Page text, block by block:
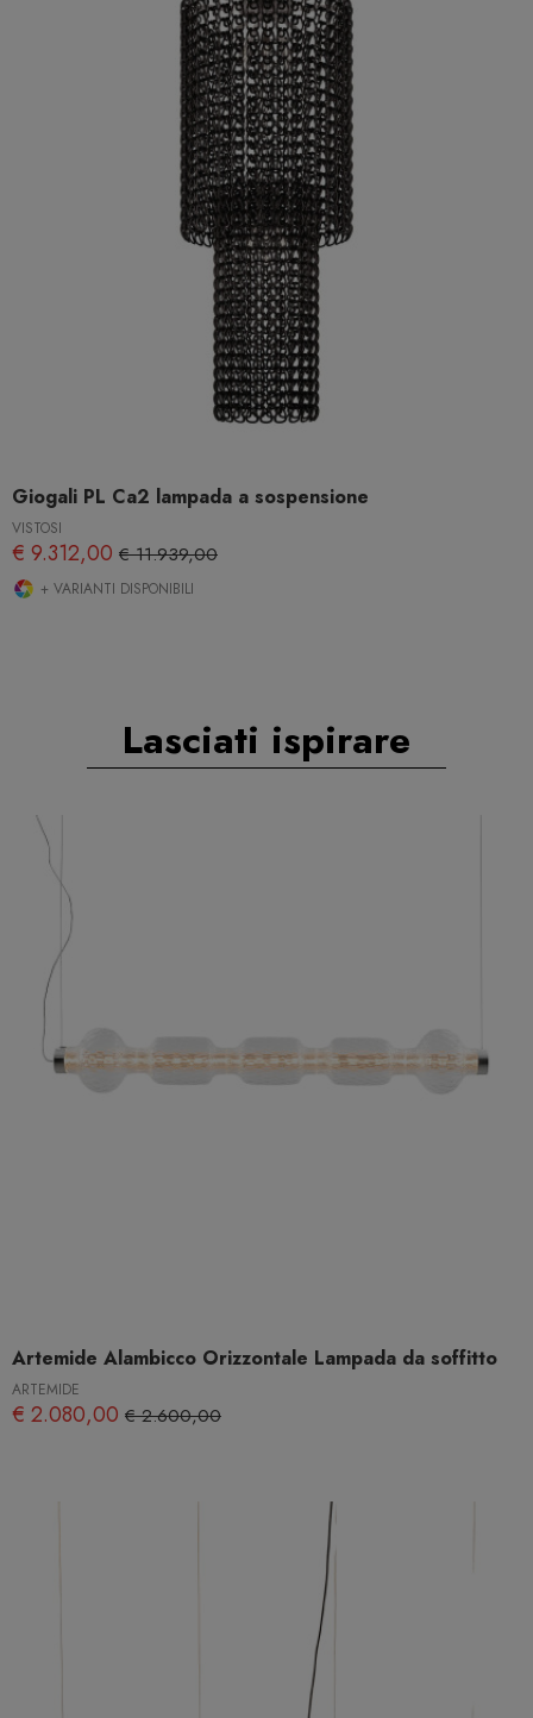
Giogali PL Ca2 lampada a sospensione
VISTOSI
€ 9.312,00 € 11.939,00
+ VARIANTI DISPONIBILI
Lasciati ispirare
Artemide Alambicco Orizzontale Lampada da soffitto
ARTEMIDE
€ 2.080,00 € 2.600,00